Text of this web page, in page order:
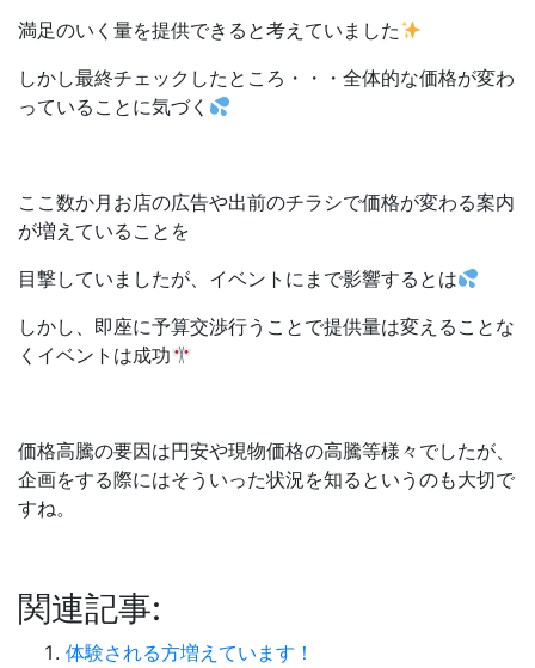
満足のいく量を提供できると考えていました
しかし最終チェックしたところ・・・全体的な価格が変わ
っていることに気づく
ここ数か月お店の広告や出前のチラシで価格が変わる案内
が増えていることを
目撃していましたが、イベントにまで影響するとは
しかし、即座に予算交渉行うことで提供量は変えることな
くイベントは成功
価格高騰の要因は円安や現物価格の高騰等様々でしたが、
企画をする際にはそういった状況を知るというのも大切で
すね。
関連記事:
体験される方増えています！